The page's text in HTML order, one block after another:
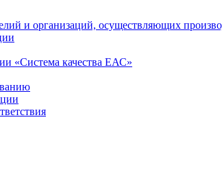
и организаций, осуществляющих
«Система качества ЕАС»